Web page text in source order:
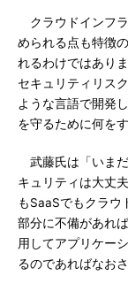
クラウドインフ
められる点も特徴
れるわけではあり
セキュリティリス
ような言語で開発
を守るために何を
武藤氏は「いま
キュリティは大丈
もSaaSでもクラウ
部分に不備があれ
用してアプリケー
るのであればなお